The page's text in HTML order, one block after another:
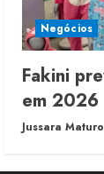
Negócios
Fakini
em 2026
Jussara Maturo